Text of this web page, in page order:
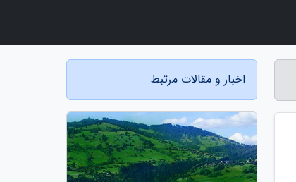
اخبار و مقالات مرتبط